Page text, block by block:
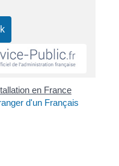
en France
d'un Français